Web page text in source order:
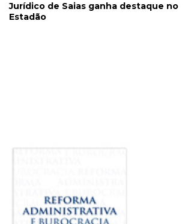
Jurídico de Saias ganha destaque no
Estadão